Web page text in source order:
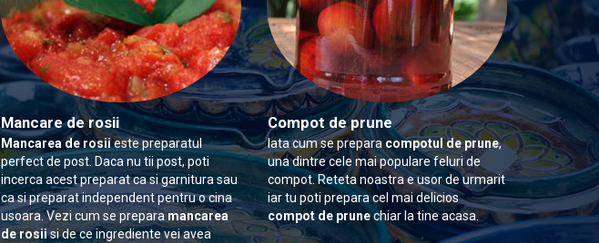
Mancare de rosii
Mancarea de rosiieste preparatul
perfect de post. Daca nu tii post, poti
incerca acest preparat ca si garnitura sau
ca si preparat independent pentru o cina
usoara. Vezi cum se prepara mancarea
de rosiisi de ce ingrediente vei avea
Compot de prune
Iata cum se preparacompotul de prune,
una dintre cele mai populare feluri de
compot. Reteta noastra e usor de urmarit
iar tu poti prepara cel mai delicios
compot de prunechiar la tine acasa.